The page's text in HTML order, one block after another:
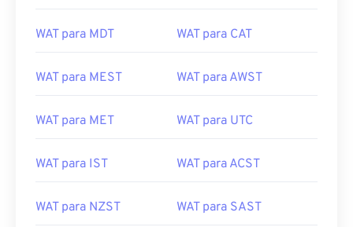
WAT para MDT WAT para CAT
WAT para MEST WAT para AWST
WAT para MET WAT para UTC
WAT para IST WAT para ACST
WAT para NZST WAT para SAST